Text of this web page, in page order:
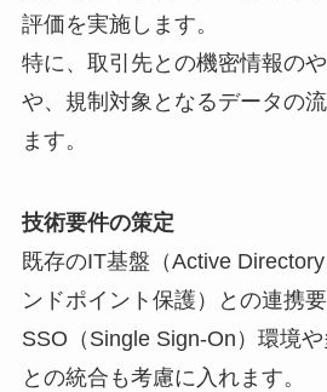
評価を実施します。
特に、取引先との機密情報の
や、規制対象となるデータの
ます。
技術要件の策定
既存のIT基盤（Active
ンドポイント保護）との連携
SSO（Single Sign-On）環境
との統合も考慮に入れます。